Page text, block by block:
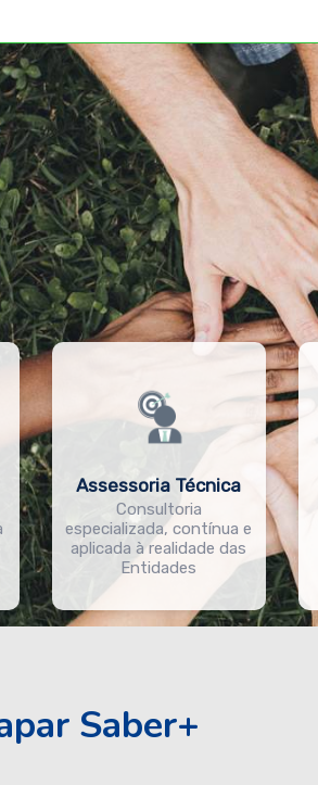
Assessoria Técnica
Consultoria
especializada, contínua e
aplicada à realidade das
Entidades
Saber+